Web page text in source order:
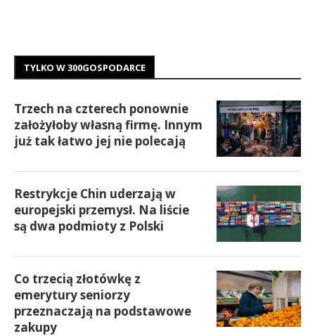
TYLKO W 300GOSPODARCE
Trzech na czterech ponownie
założyłoby własną firmę. Innym
już tak łatwo jej nie polecają
Restrykcje Chin uderzają w
europejski przemysł. Na liście
są dwa podmioty z Polski
Co trzecią złotówkę z
emerytury seniorzy
przeznaczają na podstawowe
zakupy